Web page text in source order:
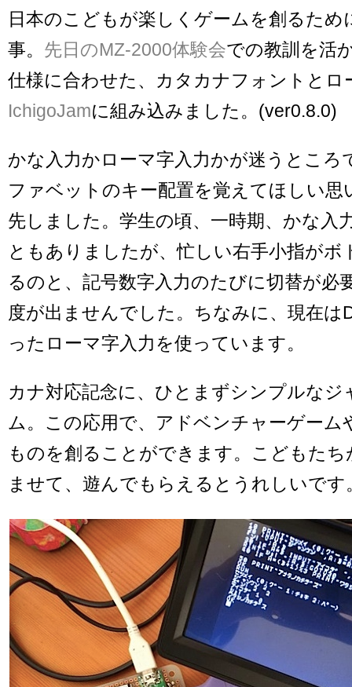
日本のこどもが楽しくゲームを創るため
事。 先日のMZ-2000体験会での教訓を活
仕様に合わせた、カタカナフォントとロ
IchigoJamに組み込みました。(ver0.8.0)
かな入力かローマ字入力かが迷うところ
ファベットのキー配置を覚えてほしい思
先しました。学生の頃、一時期、かな入
ともありましたが、忙しい右手小指がボ
るのと、記号数字入力のたびに切替が必
度が出ませんでした。ちなみに、現在は
ったローマ字入力を使っています。
カナ対応記念に、ひとまずシンプルなジ
ム。この応用で、アドベンチャーゲーム
ものを創ることができます。こどもた
ませて、遊んでもらえるとうれしいです